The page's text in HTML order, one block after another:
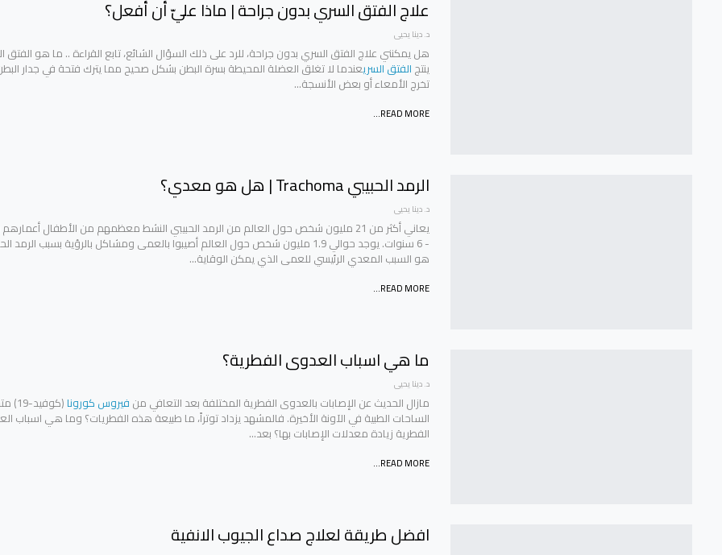
علاج الفتق السري بدون جراحة | ماذا عليّ أن أفعل؟
د. دينا يحيى
هل يمكنني علاج الفتق السري بدون جراحة، للرد على ذلك السؤال الشائع، تابع القراءة .. ما هو الفتق
ينتج الفتق السريعندما لا تغلق العضلة المحيطة بسرة البطن بشكل صحيح مما يترك فتحة في جدار
تخرج الأمعاء أو بعض الأنسجة…
READ MORE...
الرمد الحبيبي Trachoma | هل هو معدي؟
د. دينا يحيى
- 6 سنوات. يوجد حوالي 1.9 مليون شخص حول العالم أصيبوا بالعمى ومشاكل بالرؤية بسبب الرمد
هو السبب المعدي الرئيسي للعمى الذي يمكن الوقاية…
READ MORE...
ما هي اسباب العدوى الفطرية؟
د. دينا يحيى
مازال الحديث عن الإصابات بالعدوى الفطرية المختلفة بعد التعافي من فيروس كورونا
الساحات الطبية في الآونة الأخيرة. فالمشهد يزداد توتراً، ما طبيعة هذه الفطريات؟ وما هي اسباب
الفطرية زيادة معدلات الإصابات بها؟ بعد…
READ MORE...
افضل طريقة لعلاج صداع الجيوب الانفية